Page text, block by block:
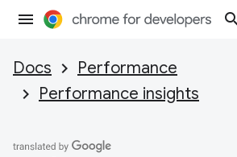
Docs
Performance
Performance insights